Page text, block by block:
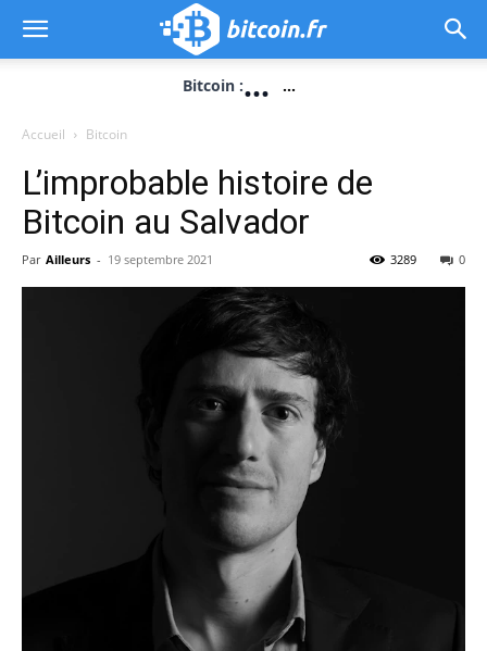
Bitcoin :... ...
Accueil Bitcoin
L’improbable histoire de
Bitcoin au Salvador
Par Ailleurs - 19 septembre 2021 0
3289